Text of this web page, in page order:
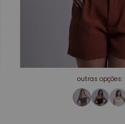
outras opções: